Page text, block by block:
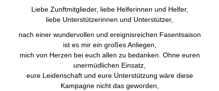
Liebe Zunftmitglieder, liebe Helferinnen und Helfer,
liebe Unterstützerinnen und Unterstützer,
nach einer wundervollen und ereignisreichen Fasentsaison
ist es mir ein großes Anliegen,
mich von Herzen bei euch allen zu bedanken. Ohne euren
unermüdlichen Einsatz,
eure Leidenschaft und eure Unterstützung wäre diese
Kampagne nicht das geworden,